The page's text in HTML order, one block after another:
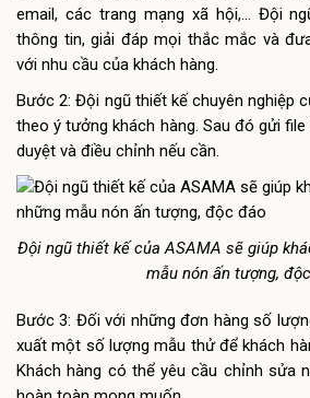
email, các trang mạng xã hội,… Đội
thông tin, giải đáp mọi thắc mắc và
với nhu cầu của khách hàng.
Bước 2: Đội ngũ thiết kế chuyên nghiệp
theo ý tưởng khách hàng. Sau đó gửi
duyệt và điều chỉnh nếu cần.
Đội ngũ thiết kế của ASAMA sẽ giúp
mẫu nón ấn tượng,
Bước 3: Đối với những đơn hàng số
xuất một số lượng mẫu thử để khách
Khách hàng có thể yêu cầu chỉnh sửa